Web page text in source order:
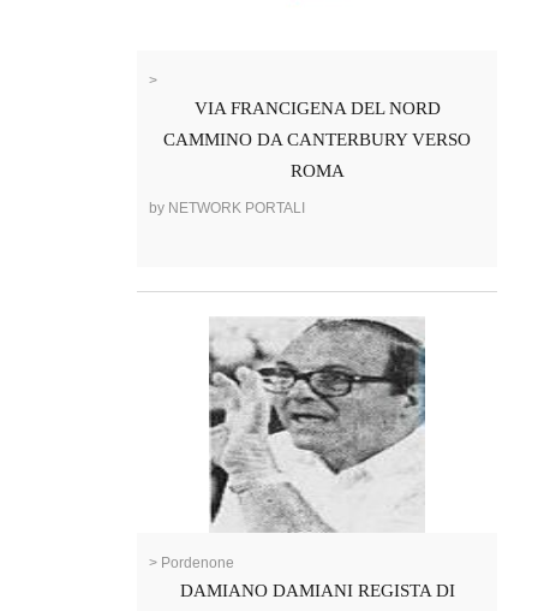
>
VIA FRANCIGENA DEL NORD
CAMMINO DA CANTERBURY VERSO
ROMA
by NETWORK PORTALI
> Pordenone
DAMIANO DAMIANI REGISTA DI